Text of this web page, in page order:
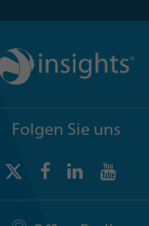
Folgen Sie uns